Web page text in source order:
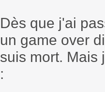
Dès que j'ai
un game over
suis mort. Mais
: